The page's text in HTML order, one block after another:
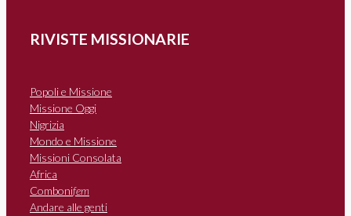
RIVISTE MISSIONARIE
Popoli e Missione
Missione Oggi
Nigrizia
Mondo e Missione
Missioni Consolata
Africa
Combonifem
Andare alle genti